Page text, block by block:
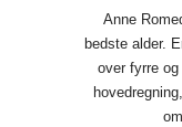
Anne
bedste alder.
over fyrre
om